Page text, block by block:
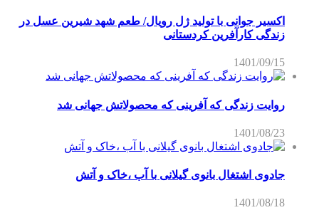
اکسیر جوانی با تولید ژل رویال/ طعم شهد شیرین عسل‌ در
زندگی کارآفرین کردستانی
1401/09/15
روایت زندگی که آفرینی که محصولاتش جهانی شد
1401/08/23
جادوی اشتغال بانوی گیلانی با آب ،خاک و آتش
1401/08/18